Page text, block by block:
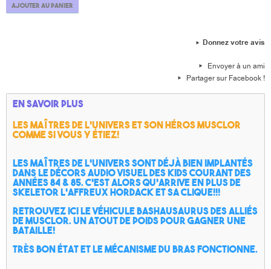
Ajouter au panier
Donnez votre avis
Envoyer à un ami
Partager sur Facebook !
En savoir plus
Les maîtres de l'univers et son héros Musclor
comme si vous y étiez!
Les maîtres de l'univers sont déjà bien implantés
dans le décors audio visuel des kids courant des
années 84 & 85. C'est alors qu'arrive en plus de
Skeletor l'affreux Hordack et sa clique!!!
Retrouvez ici le véhicule Bashausaurus des alliés
de Musclor. Un atout de poids pour gagner une
bataille!
Très bon état et le mécanisme du bras fonctionne.